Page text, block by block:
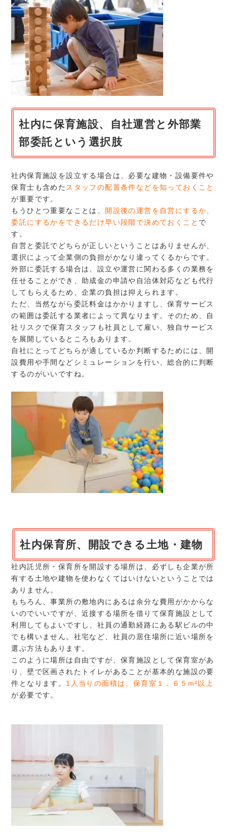
社内に保育施設、自社運営と外部業
部委託という選択肢
社内保育施設を設立する場合は、必要な建物・設備要件や
保育士も含めた スタッフの配置条件などを知っておくこと
が重要です。
もうひとつ重要なことは、 開設後の運営を自営にするか、
委託にするかをできるだけ早い段階で決めておくこと で
す。
自営と委託でどちらが正しいということはありませんが、
選択によって企業側の負担がかなり違ってくるからです。
外部に委託する場合は、設立や運営に関わる多くの業務を
任せることができ、助成金の申請や自治体対応なども代行
してもらえるため、企業の負担は抑えられます。
ただ、当然ながら委託料金はかかりますし、保育サービス
の範囲は委託する業者によって異なります。そのため、自
社リスクで保育スタッフも社員として雇い、独自サービス
を展開しているところもあります。
自社にとってどちらが適しているか判断するためには、開
設費用や手間などシミュレーションを行い、総合的に判断
するのがいいですね。
社内保育所、開設できる土地・建物
社内託児所・保育所を開設する場所は、必ずしも企業が所
有する土地や建物を使わなくてはいけないということでは
ありません。
もちろん、事業所の敷地内にあるは余分な費用がかからな
いのでいいですが、近接する場所を借りて保育施設として
利用してもよいですし、社員の通勤経路にある駅ビルの中
でも構いません。社宅など、社員の居住場所に近い場所を
選ぶ方法もあります。
このように場所は自由ですが、保育施設として保育室があ
り、壁で区画されたトイレがあることが基本的な施設の要
件となります。 1人当りの面積は、保育室１．６５m²以上
が必要です。